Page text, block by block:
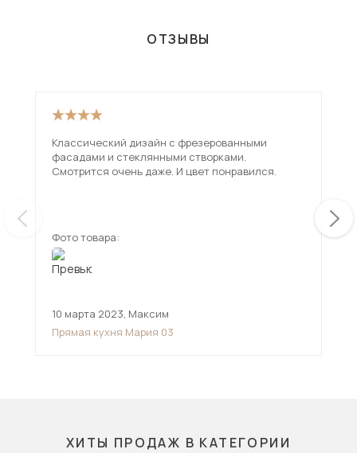
ОТЗЫВЫ
Классический дизайн с фрезерованными
фасадами и стеклянными створками.
Смотрится очень даже. И цвет понравился.
Фото товара:
10 марта 2023, Максим
Прямая кухня Мария 03
ХИТЫ ПРОДАЖ В КАТЕГОРИИ